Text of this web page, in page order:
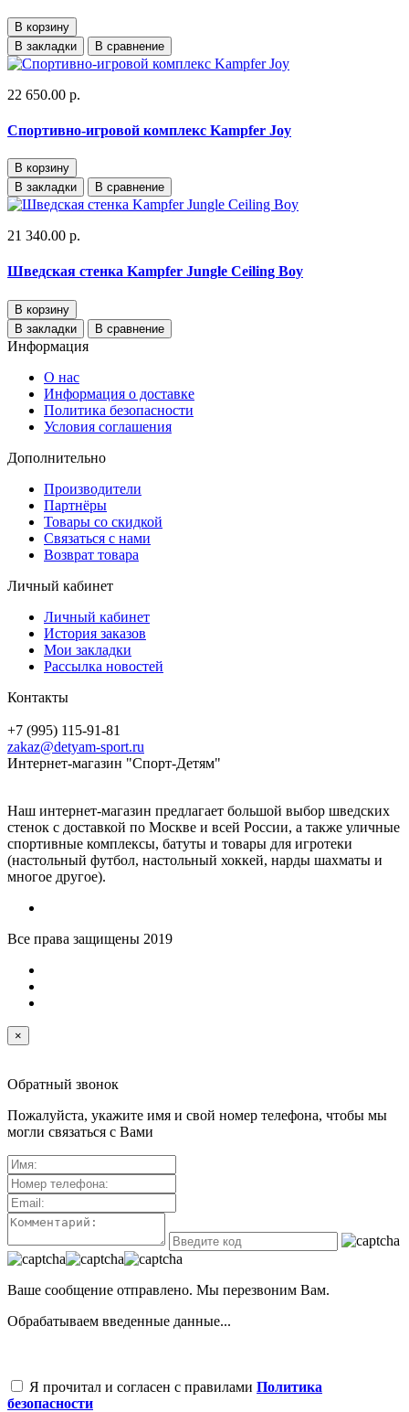
В корзину
В закладки
В сравнение
22 650.00 р.
Спортивно-игровой комплекс Kampfer Joy
В корзину
В закладки
В сравнение
21 340.00 р.
Шведская стенка Kampfer Jungle Ceiling Boy
В корзину
В закладки
В сравнение
Информация
О нас
Информация о доставке
Политика безопасности
Условия соглашения
Дополнительно
Производители
Партнёры
Товары со скидкой
Связаться с нами
Возврат товара
Личный кабинет
Личный кабинет
История заказов
Мои закладки
Рассылка новостей
Контакты
+7 (995) 115-91-81
zakaz@detyam-sport.ru
Интернет-магазин "Спорт-Детям"
Наш интернет-магазин предлагает большой выбор шведских
стенок с доставкой по Москве и всей России, а также уличные
спортивные комплексы, батуты и товары для игротеки
(настольный футбол, настольный хоккей, нарды шахматы и
многое другое).
Все права защищены 2019
×
Обратный звонок
Пожалуйста, укажите имя и свой номер телефона, чтобы мы
могли связаться с Вами
Ваше сообщение отправлено. Мы перезвоним Вам.
Обрабатываем введенные данные...
Я прочитал и согласен с правилами Политика
безопасности